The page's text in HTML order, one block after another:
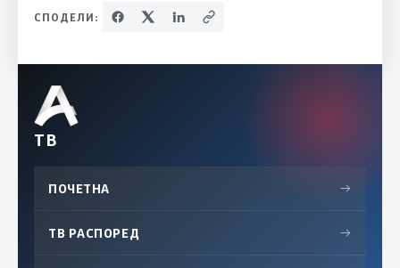
СПОДЕЛИ:
ТВ
ПОЧЕТНА →
ТВ РАСПОРЕД →